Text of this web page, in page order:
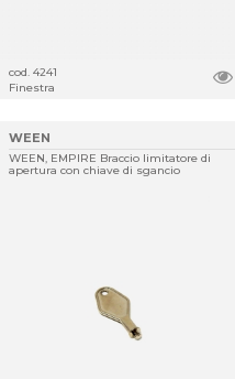
cod. 4241
Finestra
WEEN
WEEN, EMPIRE Braccio limitatore di
apertura con chiave di sgancio